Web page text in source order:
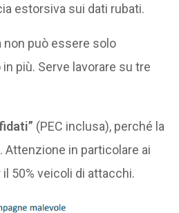
estorsiva sui dati rubati.
non può essere solo
più. Serve lavorare su tre
(PEC inclusa), perché la
Attenzione in particolare ai
50% veicoli di attacchi.